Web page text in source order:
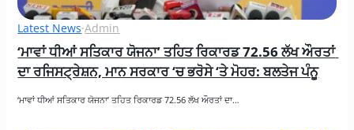
Latest News·Admin
‘ਮਾਵਾਂ ਧੀਆਂ ਸਤਿਕਾਰ ਯੋਜਨਾ’ ਤਹਿਤ ਰਿਕਾਰਡ 72.56 ਲੱਖ ਔਰਤਾਂ
ਦਾ ਰਜਿਸਟ੍ਰੇਸ਼ਨ, ਮਾਨ ਸਰਕਾਰ ‘ਚ ਭਰੋਸੇ ‘ਤੇ ਮੋਹਰ: ਬਲਤੇਜ ਪੰਨੂ
‘ਮਾਵਾਂ ਧੀਆਂ ਸਤਿਕਾਰ ਯੋਜਨਾ’ ਤਹਿਤ ਰਿਕਾਰਡ 72.56 ਲੱਖ ਔਰਤਾਂ ਦਾ…